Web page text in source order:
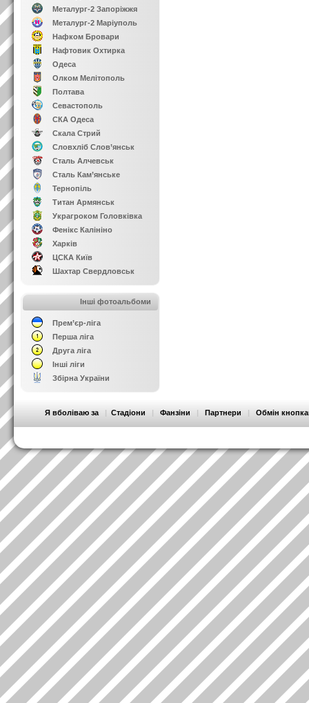
Металург-2 Запоріжжя
Металург-2 Маріуполь
Нафком Бровари
Нафтовик Охтирка
Одеса
Олком Мелітополь
Полтава
Севастополь
СКА Одеса
Скала Стрий
Словхліб Слов’янськ
Сталь Алчевськ
Сталь Кам’янське
Тернопіль
Титан Армянськ
Украгроком Головківка
Фенікс Калініно
Харків
ЦСКА Київ
Шахтар Свердловськ
Інші фотоальбоми
Прем’єр-ліга
Перша ліга
Друга ліга
Інші ліги
Збірна України
Я вболіваю за | Стадіони | Фанзіни | Партнери | Обмін